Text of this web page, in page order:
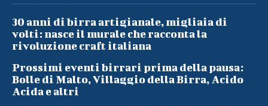
30 anni di birra artigianale, migliaia di
volti: nasce il murale che racconta la
rivoluzione craft italiana
Prossimi eventi birrari prima della pausa:
Bolle di Malto, Villaggio della Birra, Acido
Acida e altri